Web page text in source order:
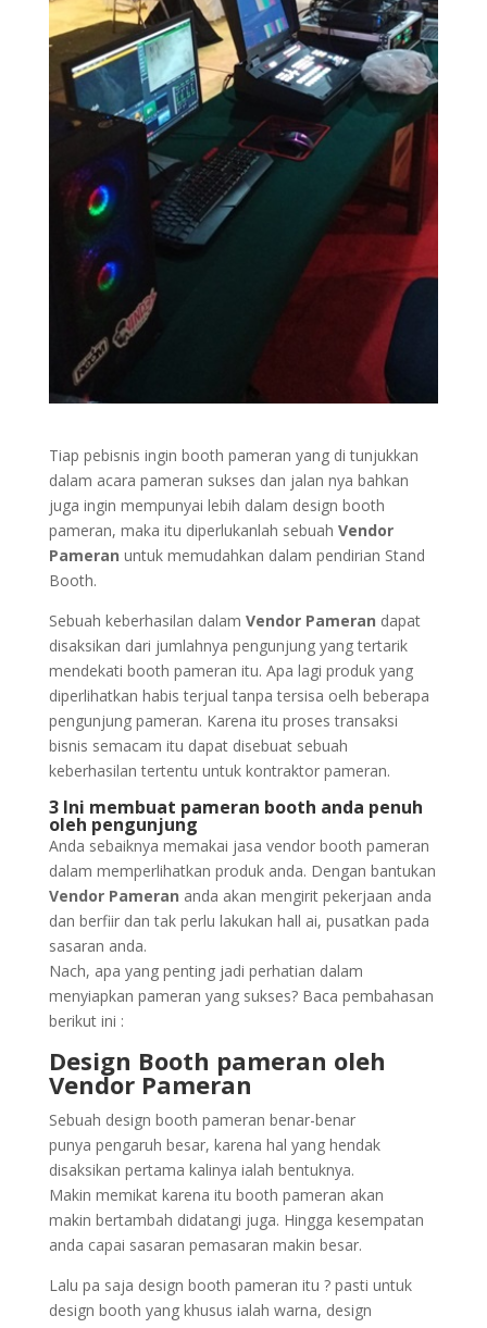
Tiap pebisnis ingin booth pameran yang di tunjukkan
dalam acara pameran sukses dan jalan nya bahkan
juga ingin mempunyai lebih dalam design booth
pameran, maka itu diperlukanlah sebuah Vendor
Pameran untuk memudahkan dalam pendirian Stand
Booth.
Sebuah keberhasilan dalam Vendor Pameran dapat
disaksikan dari jumlahnya pengunjung yang tertarik
mendekati booth pameran itu. Apa lagi produk yang
diperlihatkan habis terjual tanpa tersisa oelh beberapa
pengunjung pameran. Karena itu proses transaksi
bisnis semacam itu dapat disebuat sebuah
keberhasilan tertentu untuk kontraktor pameran.
3 Ini membuat pameran booth anda penuh
oleh pengunjung
Anda sebaiknya memakai jasa vendor booth pameran
dalam memperlihatkan produk anda. Dengan bantukan
Vendor Pameran anda akan mengirit pekerjaan anda
dan berfiir dan tak perlu lakukan hall ai, pusatkan pada
sasaran anda.
Nach, apa yang penting jadi perhatian dalam
menyiapkan pameran yang sukses? Baca pembahasan
berikut ini :
Design Booth pameran oleh
Vendor Pameran
Sebuah design booth pameran benar-benar
punya pengaruh besar, karena hal yang hendak
disaksikan pertama kalinya ialah bentuknya.
Makin memikat karena itu booth pameran akan
makin bertambah didatangi juga. Hingga kesempatan
anda capai sasaran pemasaran makin besar.
Lalu pa saja design booth pameran itu ? pasti untuk
design booth yang khusus ialah warna, design